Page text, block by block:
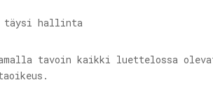
tavoin kaikki luettelossa